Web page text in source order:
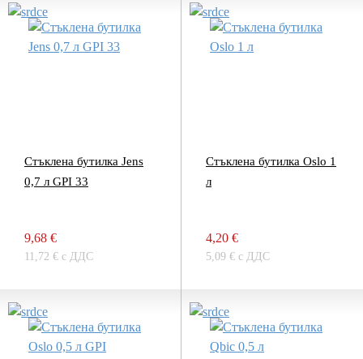
Стъклена бутилка Jens
0,7 л GPI 33
9,68 €
11,72 € с ДДС
Стъклена бутилка Oslo 1
л
4,20 €
5,09 € с ДДС